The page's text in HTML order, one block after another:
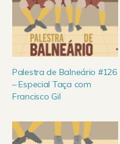
Palestra de Balneário #126
– Especial Taça com
Francisco Gil